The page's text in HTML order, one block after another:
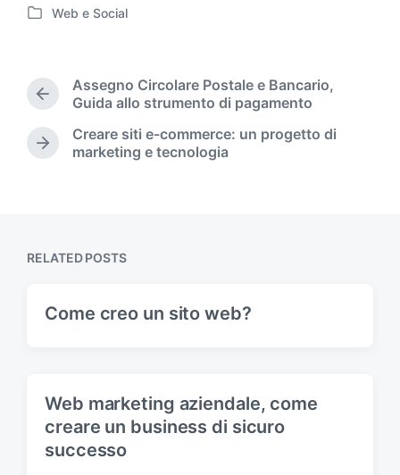
P
e
n
Web e Social
P
e
v
o
:
Assegno Circolare Postale e Bancario,
Guida allo strumento di pagamento
N
s
Creare siti e-commerce: un progetto di
marketing e tecnologia
RELATED POSTS
Come creo un sito web?
Web marketing aziendale, come
creare un business di sicuro
successo